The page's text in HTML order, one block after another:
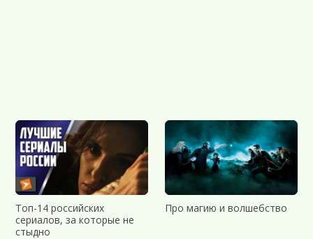
Топ-14 российских
сериалов, за которые не
стыдно
Про магию и волшебство